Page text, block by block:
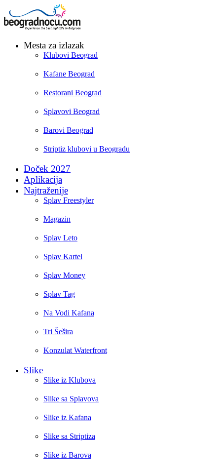
Mesta za izlazak
Klubovi Beograd
Kafane Beograd
Restorani Beograd
Splavovi Beograd
Barovi Beograd
Striptiz klubovi u Beogradu
Doček 2027
Aplikacija
Najtraženije
Splav Freestyler
Magazin
Splav Leto
Splav Kartel
Splav Money
Splav Tag
Na Vodi Kafana
Tri Šešira
Konzulat Waterfront
Slike
Slike iz Klubova
Slike sa Splavova
Slike iz Kafana
Slike sa Striptiza
Slike iz Barova